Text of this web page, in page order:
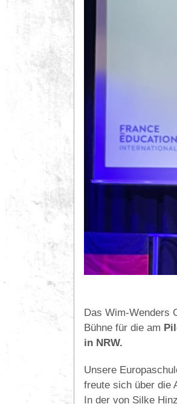
Das Wim-Wenders
Bühne für die am
in NRW.
Unsere
freute sich über die
In der von Silke